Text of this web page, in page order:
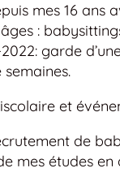
mes 16 ans
:
garde
et
de
mes études en